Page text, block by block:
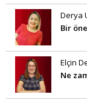
Derya
Bir
Elçin
Ne